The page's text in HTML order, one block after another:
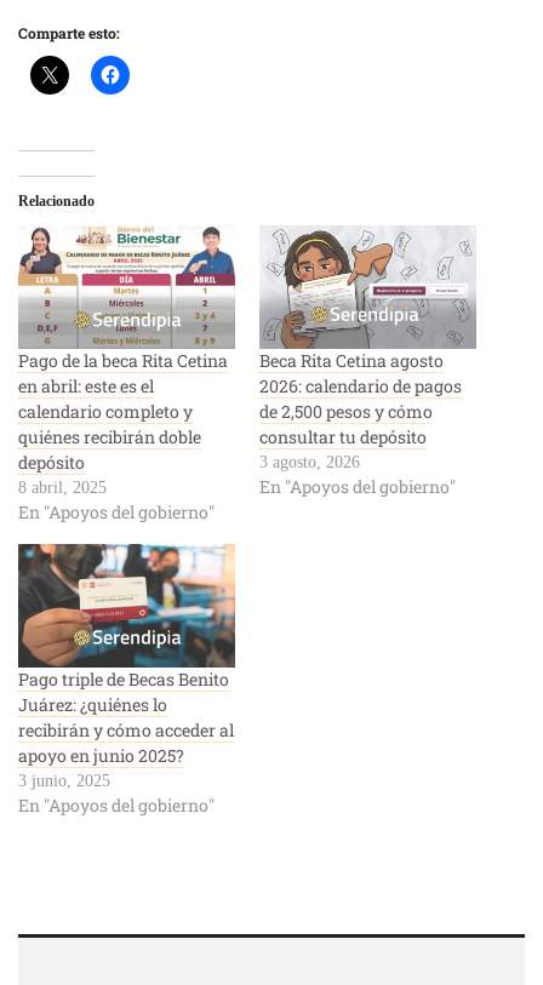
Comparte esto:
Relacionado
Pago de la beca Rita Cetina
en abril: este es el
calendario completo y
quiénes recibirán doble
depósito
8 abril, 2025
En "Apoyos del gobierno"
Beca Rita Cetina agosto
2026: calendario de pagos
de 2,500 pesos y cómo
consultar tu depósito
3 agosto, 2026
En "Apoyos del gobierno"
Pago triple de Becas Benito
Juárez: ¿quiénes lo
recibirán y cómo acceder al
apoyo en junio 2025?
3 junio, 2025
En "Apoyos del gobierno"